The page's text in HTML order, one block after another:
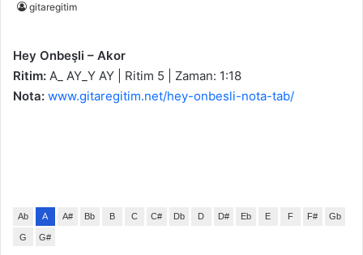
gitaregitim
Hey Onbeşli – Akor
Ritim: A_ AY_Y AY | Ritim 5 | Zaman: 1:18
Nota: www.gitaregitim.net/hey-onbesli-nota-tab/
Ab A A# Bb B C C# Db D D# Eb E F F# Gb
G G#